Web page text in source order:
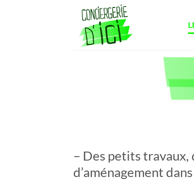
– Des petits travaux,
d’aménagement